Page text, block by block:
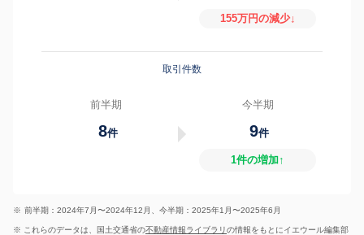
155万円の減少↓
取引件数
前半期
8件
今半期
9件
1件の増加↑
※ 前半期：2024年7月〜2024年12月、今半期：2025年1月〜2025年6月
※ これらのデータは、国土交通省の不動産情報ライブラリの情報をもとにイエウール編集部